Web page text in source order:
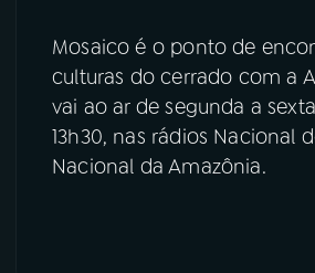
Mosaico é o ponto de
culturas do cerrado com a
vai ao ar de segunda a
13h30, nas rádios Nacional
Nacional da Amazônia.